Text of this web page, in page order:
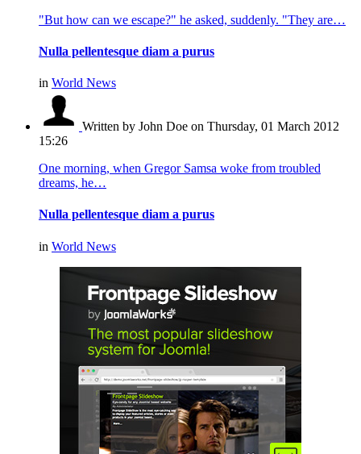
"But how can we escape?" he asked, suddenly. "They are…
Nulla pellentesque diam a purus
in World News
Written by John Doe on Thursday, 01 March 2012
15:26
One morning, when Gregor Samsa woke from troubled
dreams, he…
Nulla pellentesque diam a purus
in World News